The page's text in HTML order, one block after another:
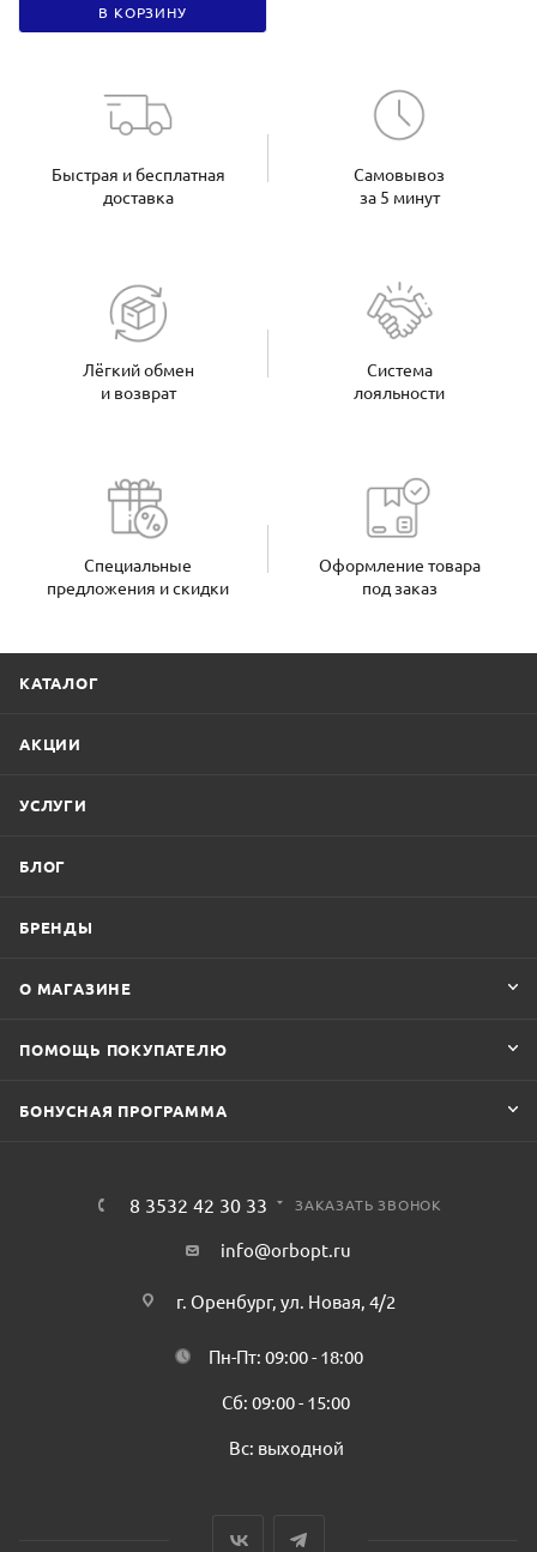
В КОРЗИНУ
Быстрая и бесплатная
доставка
Самовывоз
за 5 минут
Лёгкий обмен
и возврат
Система
лояльности
Специальные
предложения и скидки
Оформление товара
под заказ
КАТАЛОГ
АКЦИИ
УСЛУГИ
БЛОГ
БРЕНДЫ
О МАГАЗИНЕ
ПОМОЩЬ ПОКУПАТЕЛЮ
БОНУСНАЯ ПРОГРАММА
8 3532 42 30 33 ЗАКАЗАТЬ ЗВОНОК
info@orbopt.ru
г. Оренбург, ул. Новая, 4/2
Пн-Пт: 09:00 - 18:00
Сб: 09:00 - 15:00
Вс: выходной